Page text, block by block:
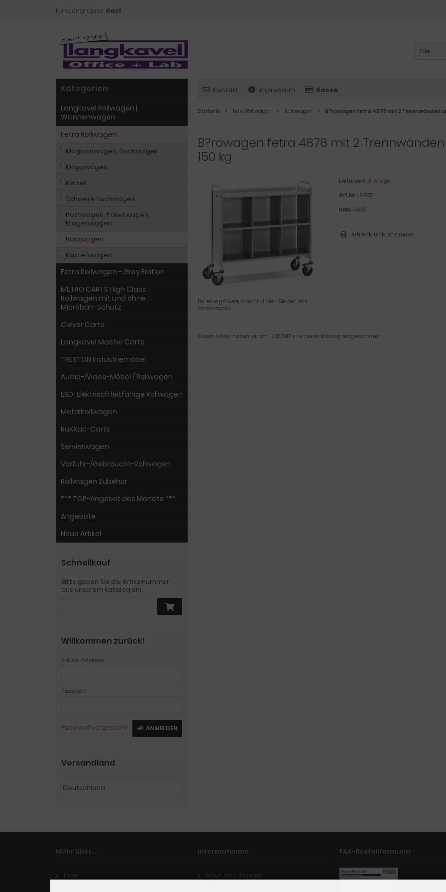
Kundengruppe: Gast
Kontakt Impressum Kasse
Startseite Fetra Rollwagen Bürowagen B?rowagen fetra 4878 mit 2 Trennwänden
B?rowagen fetra 4878 mit 2
150 kg
Für eine größere Ansicht klicken Sie auf das
Vorschaubild
Lieferzeit: 3-4 Tage
Art.Nr.: F4878
HAN: F4878
Artikeldatenblatt drucken
Diesen Artikel haben wir am 12.12.2013 in unseren Katalog aufgenommen.
Kategorien
Langkavel Rollwagen |
Wannenwagen
Fetra Rollwagen
Magazinwagen, Tischwagen
Klappwagen
Karren
Schwere Tischwagen
Postwagen, Paketwagen,
Etagenwagen
Bürowagen
Kastenwagen
Fetra Rollwagen - Grey Edition
METRO CARTS High Class
Rollwagen mit und ohne
Microban-Schutz
Clever Carts
Langkavel Master Carts
TRESTON Industriemöbel
Audio-/Video-Möbel / Rollwagen
ESD-Elektrisch leitfähige Rollwagen
Metallrollwagen
RuXXac-Carts
Servierwagen
Vorführ-/Gebraucht-Rollwagen
Rollwagen Zubehör
*** TOP-Angebot des Monats ***
Angebote
Neue Artikel
Schnellkauf
Bitte geben Sie die Artikelnummer
aus unserem Katalog ein.
Willkommen zurück!
E-Mail-Adresse:
Passwort:
Passwort vergessen? ANMELDEN
Versandland
Mehr über...
Index
Informationen
Schul- und Unirabatt
FAX-Bestellformular